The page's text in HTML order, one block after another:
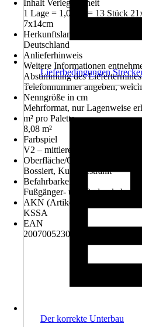
Inhalt Verlegeeinheit
1 Lage = 1,01m² = 13 Stück
7x14cm
Herkunftsland
Deutschland
Anlieferhinweis
Weitere Informationen
Abstimmung des
Telefonnummer angeben,
Nenngröße in cm
Mehrformat, nur Lagenweise
m² pro Palette
8,08 m²
Farbspiel
V2 – mittleres Farbspiel
Oberfläche/
Bossiert, Kugelgestrahlt
Befahrbarkeit
Fußgänger- und Radverkehr,
AKN (Artikelkurznummer)
KSSA
EAN
2007005230997,
Lieferbedingungen
Der korrekte Unterbau